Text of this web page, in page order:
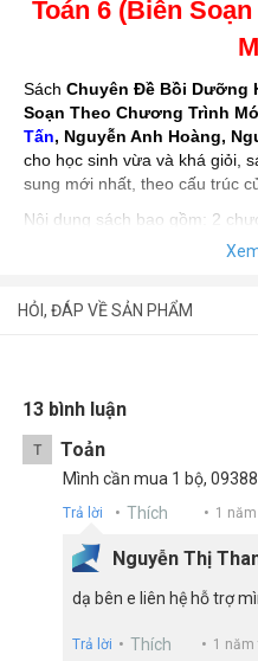
Toán 6 (Biên
Sách Chuyên Đề Bồi Dưỡng
Soạn Theo Chương Trình
Tấn, Nguyễn Anh Hoàng,
cho học sinh vừa và khá giỏi,
sung mới nhất, theo cấu trúc
Nội dung sách bao gồm: 2
mỗi chương gồm các phần
chương ôn lại kiến thức cho
HỎI, ĐÁP VỀ SẢN PHẨM
13 bình luận
T Toản
Mình cần mua 1 bộ,
Trả lời Thích 1
Nguyễn Thị
dạ bên e liên hệ hỗ trợ
Trả lời Thích 1 năm